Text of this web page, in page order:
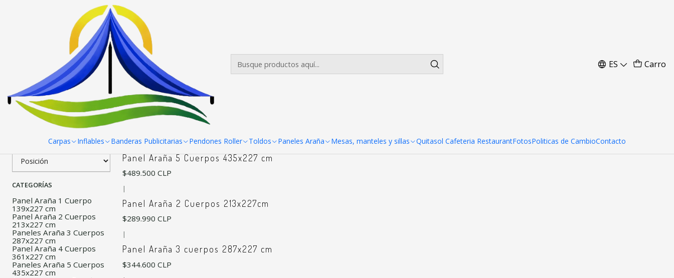
ES Carro
Carpas Inflables Banderas Publicitarias Pendones Roller Toldos Paneles Araña Mesas, manteles y sillas Quitasol Cafeteria RestaurantFotosPoliticas de CambioContacto
Paneles Araña
Paneles Araña
Filtrar Productos
1-7 de 7 productos
Aplicar filtros
ORDENAR POR
CATEGORÍAS
Panel Araña 1 Cuerpo
139x227 cm
Panel Araña 2 Cuerpos
213x227 cm
Paneles Araña 3 Cuerpos
287x227 cm
Panel Araña 4 Cuerpos
361x227 cm
Paneles Araña 5 Cuerpos
435x227 cm
|
Panel Araña 4 Cuerpos 361x227 cm
|
Panel Araña 5 Cuerpos 435x227 cm
$489.500 CLP
|
Panel Araña 2 Cuerpos 213x227cm
$289.990 CLP
|
Panel Araña 3 cuerpos 287x227 cm
$344.600 CLP